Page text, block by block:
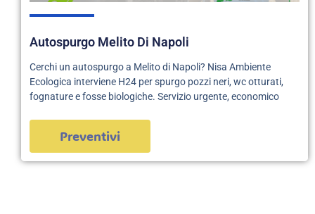
Autospurgo Melito Di Napoli
Cerchi un autospurgo a Melito di Napoli? Nisa Ambiente
Ecologica interviene H24 per spurgo pozzi neri, wc otturati,
fognature e fosse biologiche. Servizio urgente, economico
Preventivi